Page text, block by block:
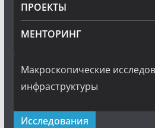
ПРОЕКТЫ
МЕНТОРИНГ
Макроскопические
инфраструктуры
Исследования